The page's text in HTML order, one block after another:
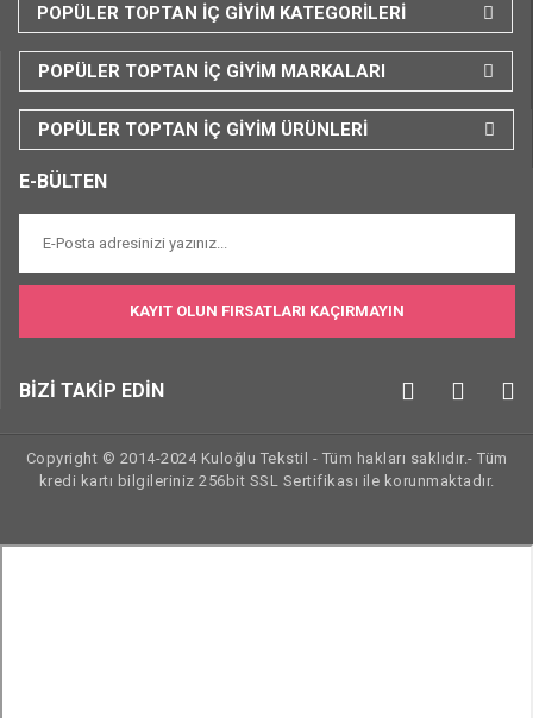
POPÜLER TOPTAN İÇ GİYİM KATEGORİLERİ
POPÜLER TOPTAN İÇ GİYİM MARKALARI
POPÜLER TOPTAN İÇ GİYİM ÜRÜNLERİ
E-BÜLTEN
KAYIT OLUN FIRSATLARI KAÇIRMAYIN
BİZİ TAKİP EDİN
Copyright © 2014-2024 Kuloğlu Tekstil - Tüm hakları saklıdır.- Tüm
kredi kartı bilgileriniz 256bit SSL Sertifikası ile korunmaktadır.